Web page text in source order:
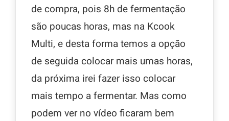
de compra, pois 8h de fermentação
são poucas horas, mas na Kcook
Multi, e desta forma temos a opção
de seguida colocar mais umas horas,
da próxima irei fazer isso colocar
mais tempo a fermentar. Mas como
podem ver no vídeo ficaram bem